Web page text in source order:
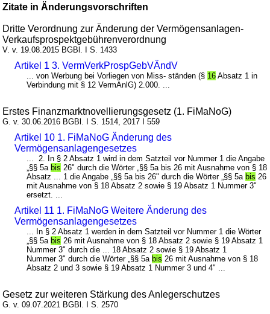
Zitate in Änderungsvorschriften
Dritte Verordnung zur Änderung der Vermögensanlagen-
Verkaufsprospektgebührenverordnung
V. v. 19.08.2015 BGBl. I S. 1433
Artikel 1 3. VermVerkProspGebVÄndV
... von Werbung bei Vorliegen von Miss- ständen (§ 16 Absatz 1 in
Verbindung mit § 12 VermAnlG) 2.000. ...
Erstes Finanzmarktnovellierungsgesetz (1. FiMaNoG)
G. v. 30.06.2016 BGBl. I S. 1514, 2017 I 559
Artikel 10 1. FiMaNoG Änderung des
Vermögensanlagengesetzes
... 2. In § 2 Absatz 1 wird in dem Satzteil vor Nummer 1 die Angabe
„§§ 5abis 26" durch die Wörter „§§ 5a bis 26 mit Ausnahme von § 18
Absatz ... 1 die Angabe „§§ 5a bis 26" durch die Wörter „§§ 5abis 26
mit Ausnahme von § 18 Absatz 2 sowie § 19 Absatz 1 Nummer 3"
ersetzt. ...
Artikel 11 1. FiMaNoG Weitere Änderung des
Vermögensanlagengesetzes
... In § 2 Absatz 1 werden in dem Satzteil vor Nummer 1 die Wörter
„§§ 5abis 26 mit Ausnahme von § 18 Absatz 2 sowie § 19 Absatz 1
Nummer 3" durch die ... 18 Absatz 2 sowie § 19 Absatz 1
Nummer 3" durch die Wörter „§§ 5abis 26 mit Ausnahme von § 18
Absatz 2 und 3 sowie § 19 Absatz 1 Nummer 3 und 4" ...
Gesetz zur weiteren Stärkung des Anlegerschutzes
G. v. 09.07.2021 BGBl. I S. 2570